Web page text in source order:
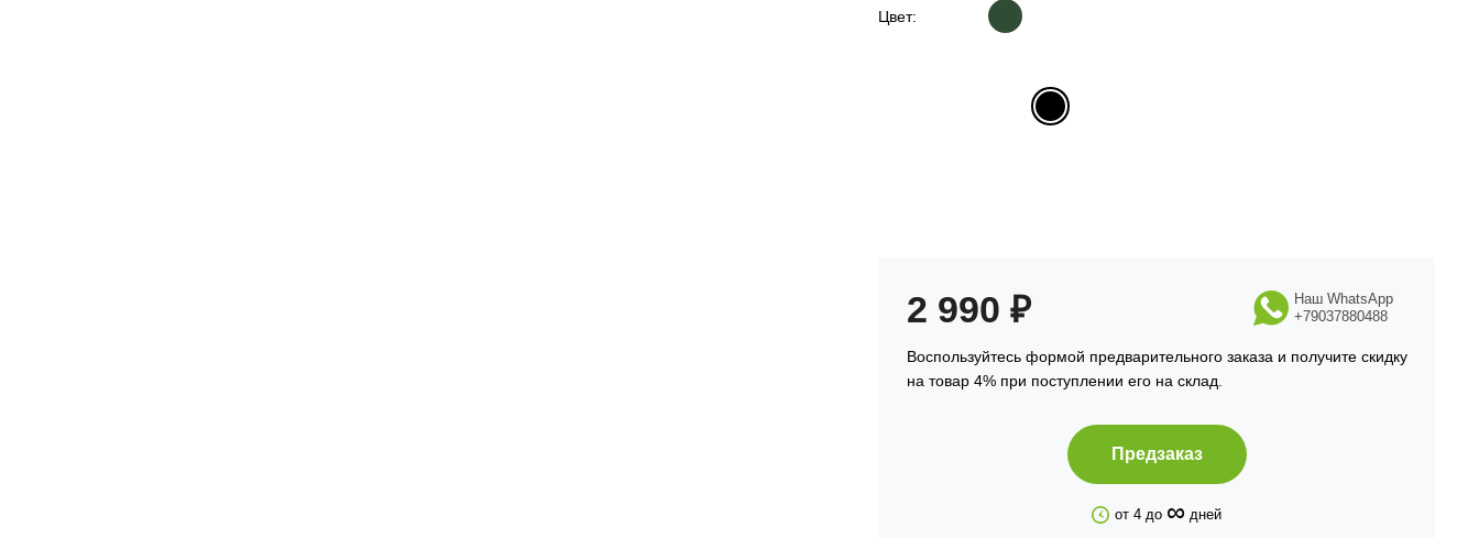
Цвет:
2 990 ₽
Воспользуйтесь формой предварительного заказа и получите скидку
на товар 4% при поступлении его на склад.
Наш WhatsApp
+79037880488
Предзаказ
от 4 до ∞ дней